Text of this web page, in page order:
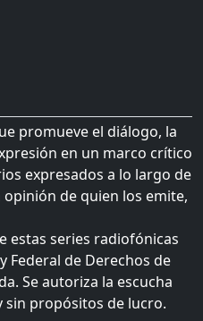
promueve el diálogo, la
en un marco crítico
expresados a lo largo de
de quien los emite,
estas series radiofónicas
Federal de Derechos de
Se autoriza la escucha
sin propósitos de lucro.